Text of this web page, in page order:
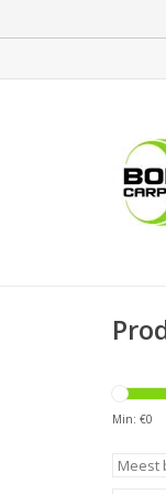
Min: €0